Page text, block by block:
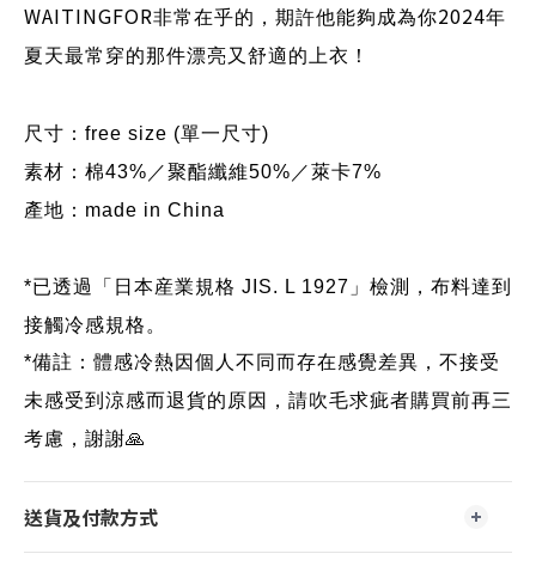
WAITINGFOR非常在乎的，期許他能夠成為你2024年
夏天最常穿的那件漂亮又舒適的上衣！
尺寸：free size (單一尺寸)
素材：棉43%／聚酯纖維50%／萊卡7%
產地：made in China
*已透過「 日本産業規格 JIS. L 1927 」 檢測， 布料達到
接觸冷感規格。
*備註：體感冷熱因個人不同而存在感覺差異，不接受
未感受到涼感而退貨的原因，請吹毛求疵者購買前再三
考慮，謝謝🙏
送貨及付款方式